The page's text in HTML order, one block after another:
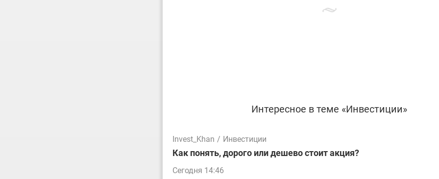
Интересное в теме «Инвестиции»
Invest_Khan / Инвестиции
Как понять, дорого или дешево стоит акция?
Сегодня 14:46